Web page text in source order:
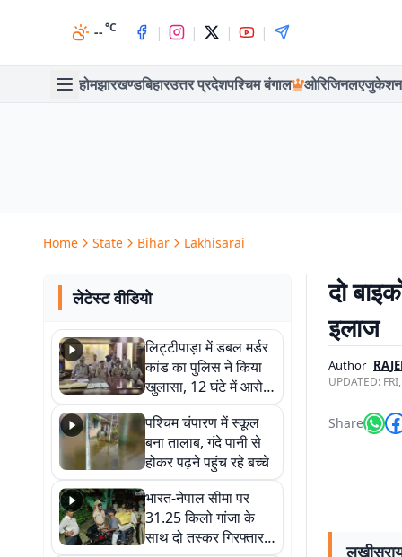
--°C | | | |
होमझारखण्डबिहारउत्तर प्रदेशपश्चिम बंगाल ओरिजिनलएजुकेशन
Home State Bihar Lakhisarai
लेटेस्ट वीडियो
लिट्टीपाड़ा में डबल मर्डर
कांड का पुलिस ने किया
खुलासा, 12 घंटे में आरोपी
गिरफ्तार
पश्चिम चंपारण में स्कूल
बना तालाब, गंदे पानी से
होकर पढ़ने पहुंच रहे बच्चे
भारत-नेपाल सीमा पर
31.25 किलो गांजा के
साथ दो तस्कर गिरफ्तार,
दो
इलाज
Author
UPDATED:
Share